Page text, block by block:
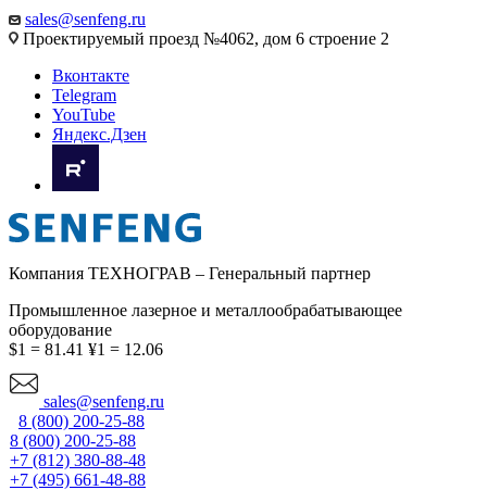
sales@senfeng.ru
Проектируемый проезд №4062, дом 6 строение 2
Вконтакте
Telegram
YouTube
Яндекс.Дзен
Компания ТЕХНОГРАВ – Генеральный партнер
Промышленное лазерное и металлообрабатывающее
оборудование
$1 = 81.41 ¥1 = 12.06
sales@senfeng.ru
8 (800) 200-25-88
8 (800) 200-25-88
+7 (812) 380-88-48
+7 (495) 661-48-88